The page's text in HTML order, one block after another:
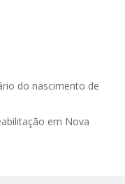
do nascimento de
em Nova